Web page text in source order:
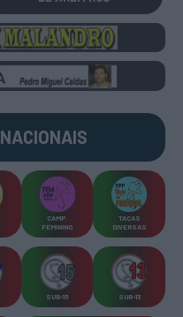
NACIONAIS
CAMP
FEMININO
TAÇAS
DIVERSAS
SUB-15 SUB-13